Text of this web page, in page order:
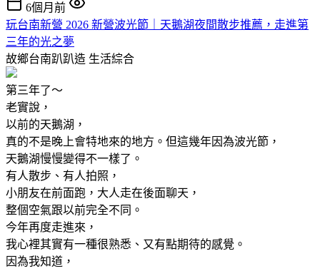
6個月前
玩台南新營 2026 新營波光節｜天鵝湖夜間散步推薦，走進第
三年的光之夢
故鄉台南趴趴造 生活綜合
第三年了～
老實說，
以前的天鵝湖，
真的不是晚上會特地來的地方。但這幾年因為波光節，
天鵝湖慢慢變得不一樣了。
有人散步、有人拍照，
小朋友在前面跑，大人走在後面聊天，
整個空氣跟以前完全不同。
今年再度走進來，
我心裡其實有一種很熟悉、又有點期待的感覺。
因為我知道，